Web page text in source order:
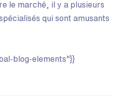
le marché, il y a plusieurs
qui sont amusants
blog-elements"}}